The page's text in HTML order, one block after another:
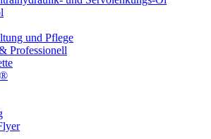
und Pflege
Professionell